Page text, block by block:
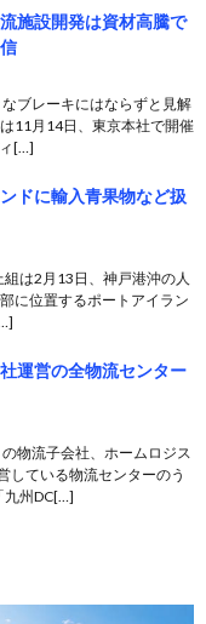
施設開発は資材高騰で
ブレーキにはならずと見解
11月14日、東京本社で開催
[…]
ドに輸入青果物など扱
は2月13日、神戸港沖の人
に位置するポートアイラン
運営の全物流センター
物流子会社、ホームロジス
している物流センターのう
九州DC[…]